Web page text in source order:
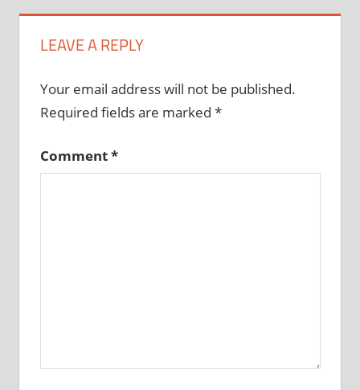
LEAVE A REPLY
Your email address will not be published.
Required fields are marked *
Comment*